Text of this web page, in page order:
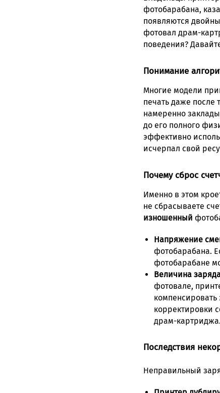
фотобарабана,
появляются
фотовал драм-
поведения?
Понимание
Многие модели
печать даже после
намеренно
до его полного
эффективно
исчерпал свой
Почему сброс
Именно в этом
не сбрасываете
изношенный
Напряжение
фотобарабана.
фотобарабане
Величина
фотовале,
компенсировать
корректировки
драм-картриджа.
Последствия
Неправильный